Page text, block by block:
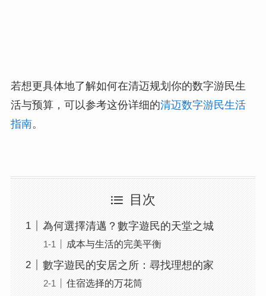
若想更具体地了解如何在清迈规划你的数字游民生
活与预算，可以参考这份详细的清迈数字游民生活
指南。
目次
為何選擇清邁？數字遊民的天堂之城
成本与生活的完美平衡
數字遊民的安居之所：尋找理想的家
住宿选择的万花筒